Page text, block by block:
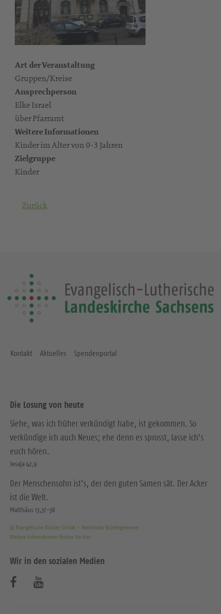
Art der Veranstaltung
Gruppen/Kreise
Ansprechperson
Elke Israel
über Pfarramt
Weitere Informationen
Kinder im Alter von 0-3 Jahren
Zielgruppe
Kinder
Zurück
Kontakt Aktuelles Spendenportal
Die Losung von heute
Siehe, was ich früher verkündigt habe, ist gekommen. So
verkündige ich auch Neues; ehe denn es sprosst, lasse ich’s
euch hören.
Jesaja 42,9
Der Menschensohn ist’s, der den guten Samen sät. Der Acker
ist die Welt.
Matthäus 13,37-38
© Evangelische Brüder-Unität – Herrnhuter Brüdergemeine
Weitere Informationen finden Sie hier
Wir in den sozialen Medien